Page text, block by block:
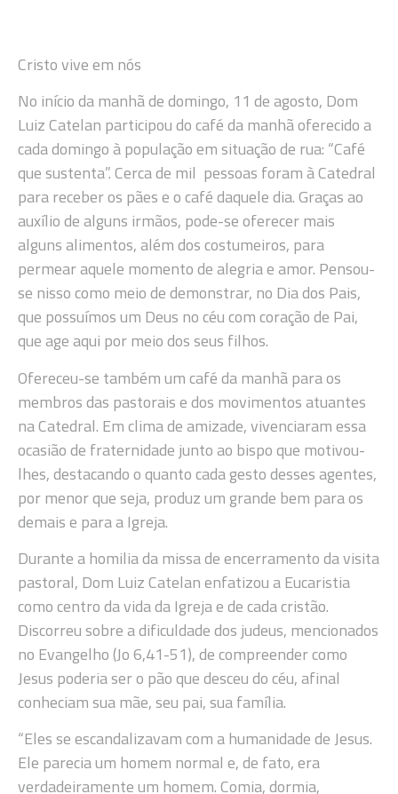
Cristo vive em nós
No início da manhã de domingo, 11 de agosto, Dom
Luiz Catelan participou do café da manhã oferecido a
cada domingo à população em situação de rua: “Café
que sustenta”. Cerca de mil pessoas foram à Catedral
para receber os pães e o café daquele dia. Graças ao
auxílio de alguns irmãos, pode-se oferecer mais
alguns alimentos, além dos costumeiros, para
permear aquele momento de alegria e amor. Pensou-
se nisso como meio de demonstrar, no Dia dos Pais,
que possuímos um Deus no céu com coração de Pai,
que age aqui por meio dos seus filhos.
Ofereceu-se também um café da manhã para os
membros das pastorais e dos movimentos atuantes
na Catedral. Em clima de amizade, vivenciaram essa
ocasião de fraternidade junto ao bispo que motivou-
lhes, destacando o quanto cada gesto desses agentes,
por menor que seja, produz um grande bem para os
demais e para a Igreja.
Durante a homilia da missa de encerramento da visita
pastoral, Dom Luiz Catelan enfatizou a Eucaristia
como centro da vida da Igreja e de cada cristão.
Discorreu sobre a dificuldade dos judeus, mencionados
no Evangelho (Jo 6,41-51), de compreender como
Jesus poderia ser o pão que desceu do céu, afinal
conheciam sua mãe, seu pai, sua família.
“Eles se escandalizavam com a humanidade de Jesus.
Ele parecia um homem normal e, de fato, era
verdadeiramente um homem. Comia, dormia,